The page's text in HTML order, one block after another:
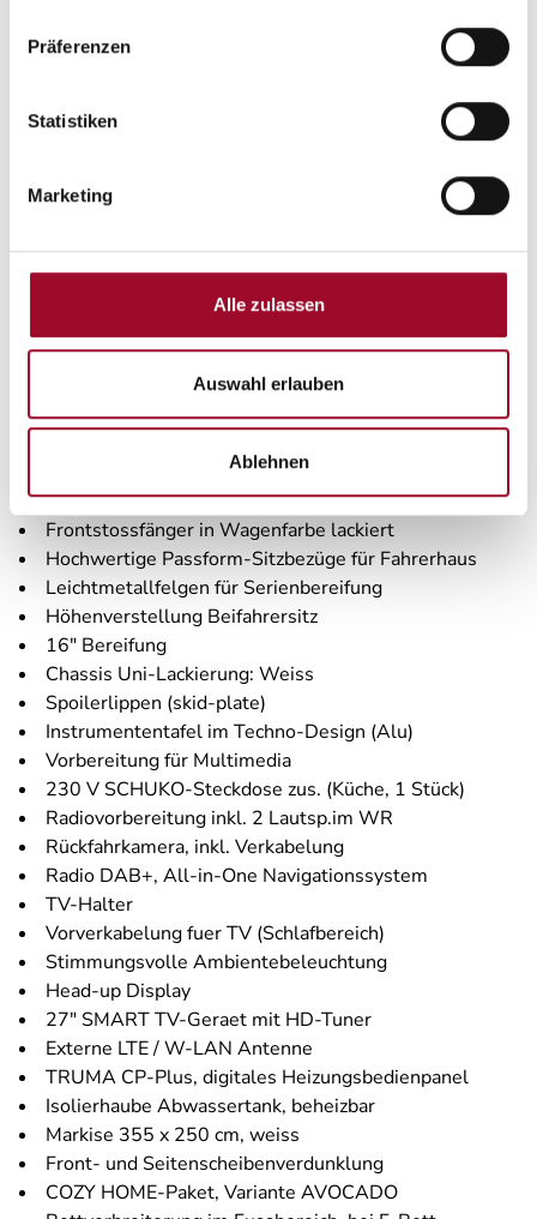
Präferenzen
Statistiken
Marketing
Alle zulassen
Auswahl erlauben
Ablehnen
Beschreibung
Sondermodellausstattung "Platinum Selection":
Ausstellfenster Hutze, mit Insektenschut
Sonderbeklebung "PLATINUM SELECTION"
MARKEN Embleme im Bug und im Heck, schwarz
Lenkrad und Schaltknauf in Lederausführung
Traktionshilfe "Traction Plus", inkl. Bedienelement
Frontstossfänger in Wagenfarbe lackiert
Hochwertige Passform-Sitzbezüge für Fahrerhaus
Leichtmetallfelgen für Serienbereifung
Höhenverstellung Beifahrersitz
16" Bereifung
Chassis Uni-Lackierung: Weiss
Spoilerlippen (skid-plate)
Instrumententafel im Techno-Design (Alu)
Vorbereitung für Multimedia
230 V SCHUKO-Steckdose zus. (Küche, 1 Stück)
Radiovorbereitung inkl. 2 Lautsp.im WR
Rückfahrkamera, inkl. Verkabelung
Radio DAB+, All-in-One Navigationssystem
TV-Halter
Vorverkabelung fuer TV (Schlafbereich)
Stimmungsvolle Ambientebeleuchtung
Head-up Display
27" SMART TV-Geraet mit HD-Tuner
Externe LTE / W-LAN Antenne
TRUMA CP-Plus, digitales Heizungsbedienpanel
Isolierhaube Abwassertank, beheizbar
Markise 355 x 250 cm, weiss
Front- und Seitenscheibenverdunklung
COZY HOME-Paket, Variante AVOCADO